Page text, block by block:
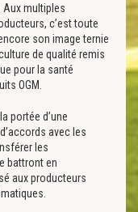
Aux multiples
c’est toute
son image ternie
de qualité remis
pour la santé
OGM.
portée d’une
avec les
les
battront en
aux producteurs